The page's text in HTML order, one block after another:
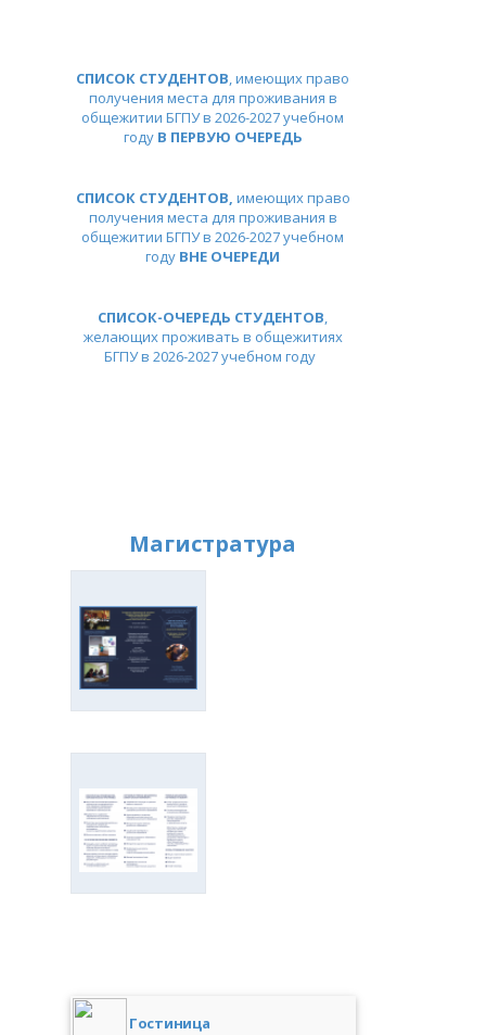
СПИСОК СТУДЕНТОВ, имеющих право
получения места для проживания в
общежитии БГПУ в 2026-2027 учебном
годуВ ПЕРВУЮ ОЧЕРЕДЬ
СПИСОК СТУДЕНТОВ, имеющих право
получения места для проживания в
общежитии БГПУ в 2026-2027 учебном
году ВНЕ ОЧЕРЕДИ
СПИСОК-ОЧЕРЕДЬ СТУДЕНТОВ,
желающих проживать в общежитиях
БГПУ в 2026-2027 учебном году
Магистратура
Гостиница